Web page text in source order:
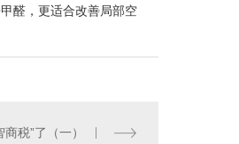
醛，更适合改善局部空
税”了（一）